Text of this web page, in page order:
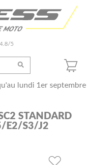
5
lundi 1er septembre
STANDARD
E2/S3/J2